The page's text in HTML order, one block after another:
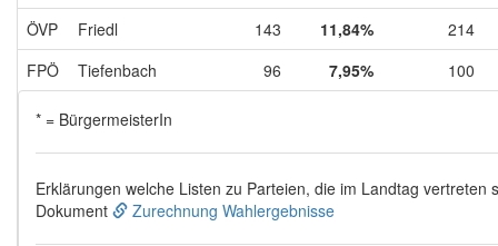
ÖVP
Friedl 143 11,84%
214
FPÖ
Tiefenbach 96 7,95% 100
* = BürgermeisterIn
Erklärungen welche Listen zu Parteien, die im Landtag vertreten
Dokument
Zurechnung Wahlergebnisse